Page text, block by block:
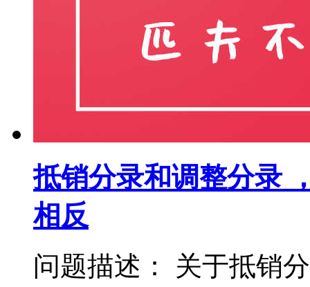
抵销分录和调整分录
相反
问题描述： 关于抵销